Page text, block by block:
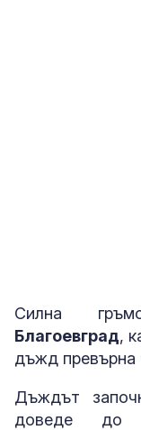
Силна
Благоевград,
дъжд превърна
Дъждът
доведе до